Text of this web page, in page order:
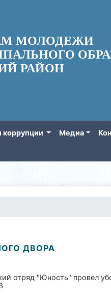
МОЛОДЕЖИ
РАЙОН
коррупции Медиа
ДВОРА
отряд "Юность" провел